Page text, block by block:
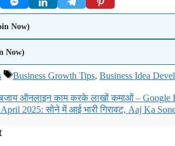
Now)
Now)
Tags
Business Growth Tips, Business Idea
ऑनलाइन काम करके लाखों कमाओं – Google
2025: सोने में आई भारी गिरावट, Aaj Ka